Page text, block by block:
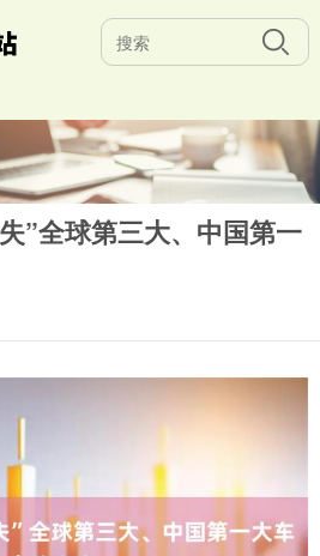
”全球第三大、中国第一